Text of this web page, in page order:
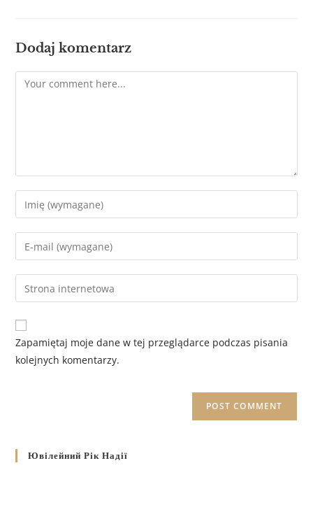
Dodaj komentarz
Zapamiętaj moje dane w tej przeglądarce podczas pisania
kolejnych komentarzy.
Ювілейний Рік Надії